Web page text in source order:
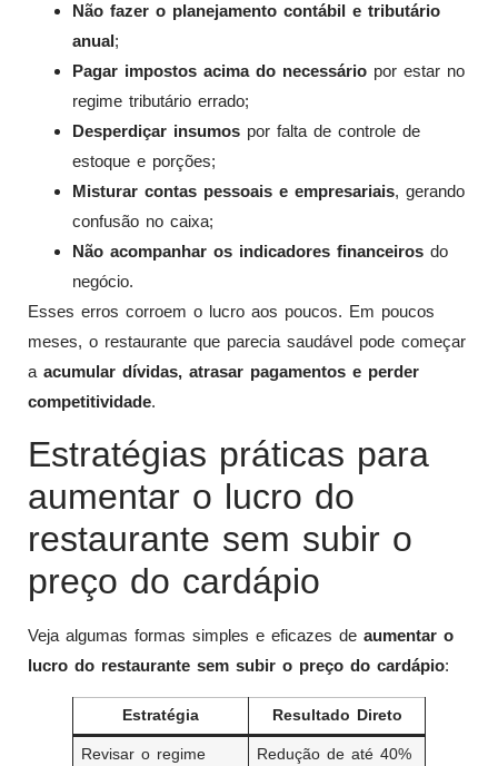
Não fazer o planejamento contábil e tributário
anual;
Pagar impostos acima do necessário por estar no
regime tributário errado;
Desperdiçar insumos por falta de controle de
estoque e porções;
Misturar contas pessoais e empresariais, gerando
confusão no caixa;
Não acompanhar os indicadores financeiros do
negócio.
Esses erros corroem o lucro aos poucos. Em poucos
meses, o restaurante que parecia saudável pode começar
a acumular dívidas, atrasar pagamentos e perder
competitividade.
Estratégias práticas para
aumentar o lucro do
restaurante sem subir o
preço do cardápio
Veja algumas formas simples e eficazes de aumentar o
lucro do restaurante sem subir o preço do cardápio:
Estratégia Resultado Direto
Revisar o regime
Redução de até 40%